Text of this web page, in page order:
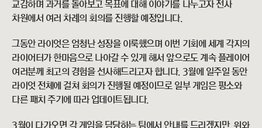
교감하며 과거를 돌아보고 목표에 대해 이야기를 나누고자 전사
차원에서 여러 차례의 회의를 진행할 예정입니다.
그동안 라이엇은 엄청난 성장을 이룩했으며 이번 기회에 세계 각지의
라이어터가 한마음으로 나아갈 수 있게 해서 앞으로도 계속 플레이어
여러분께 최고의 경험을 선사해드리고자 합니다. 3월에 일주일 동안
라이엇 전체에 걸쳐 회의가 진행될 예정이므로 일부 게임은 평소와
다른 패치 주기에 따라 업데이트됩니다.
3월이 다가오면 각 게임을 담당하는 팀에서 안내를 드리겠지만, 위와